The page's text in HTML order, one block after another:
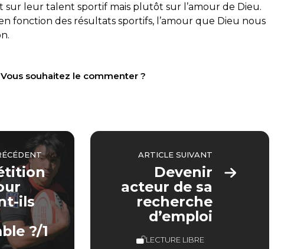
leur talent sportif mais plutôt sur l’amour de Dieu.
fonction des résultats sportifs, l’amour que Dieu nous
souhaitez le commenter ?
ils
?/1
ARTICLE SUIVANT
Devenir
acteur de sa
recherche
d’emploi
LECTURE LIBRE